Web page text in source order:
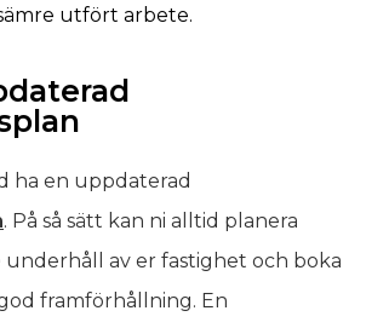
utfört arbete.
ha en uppdaterad
. På så sätt kan ni alltid planera
av er fastighet och boka
framförhållning. En